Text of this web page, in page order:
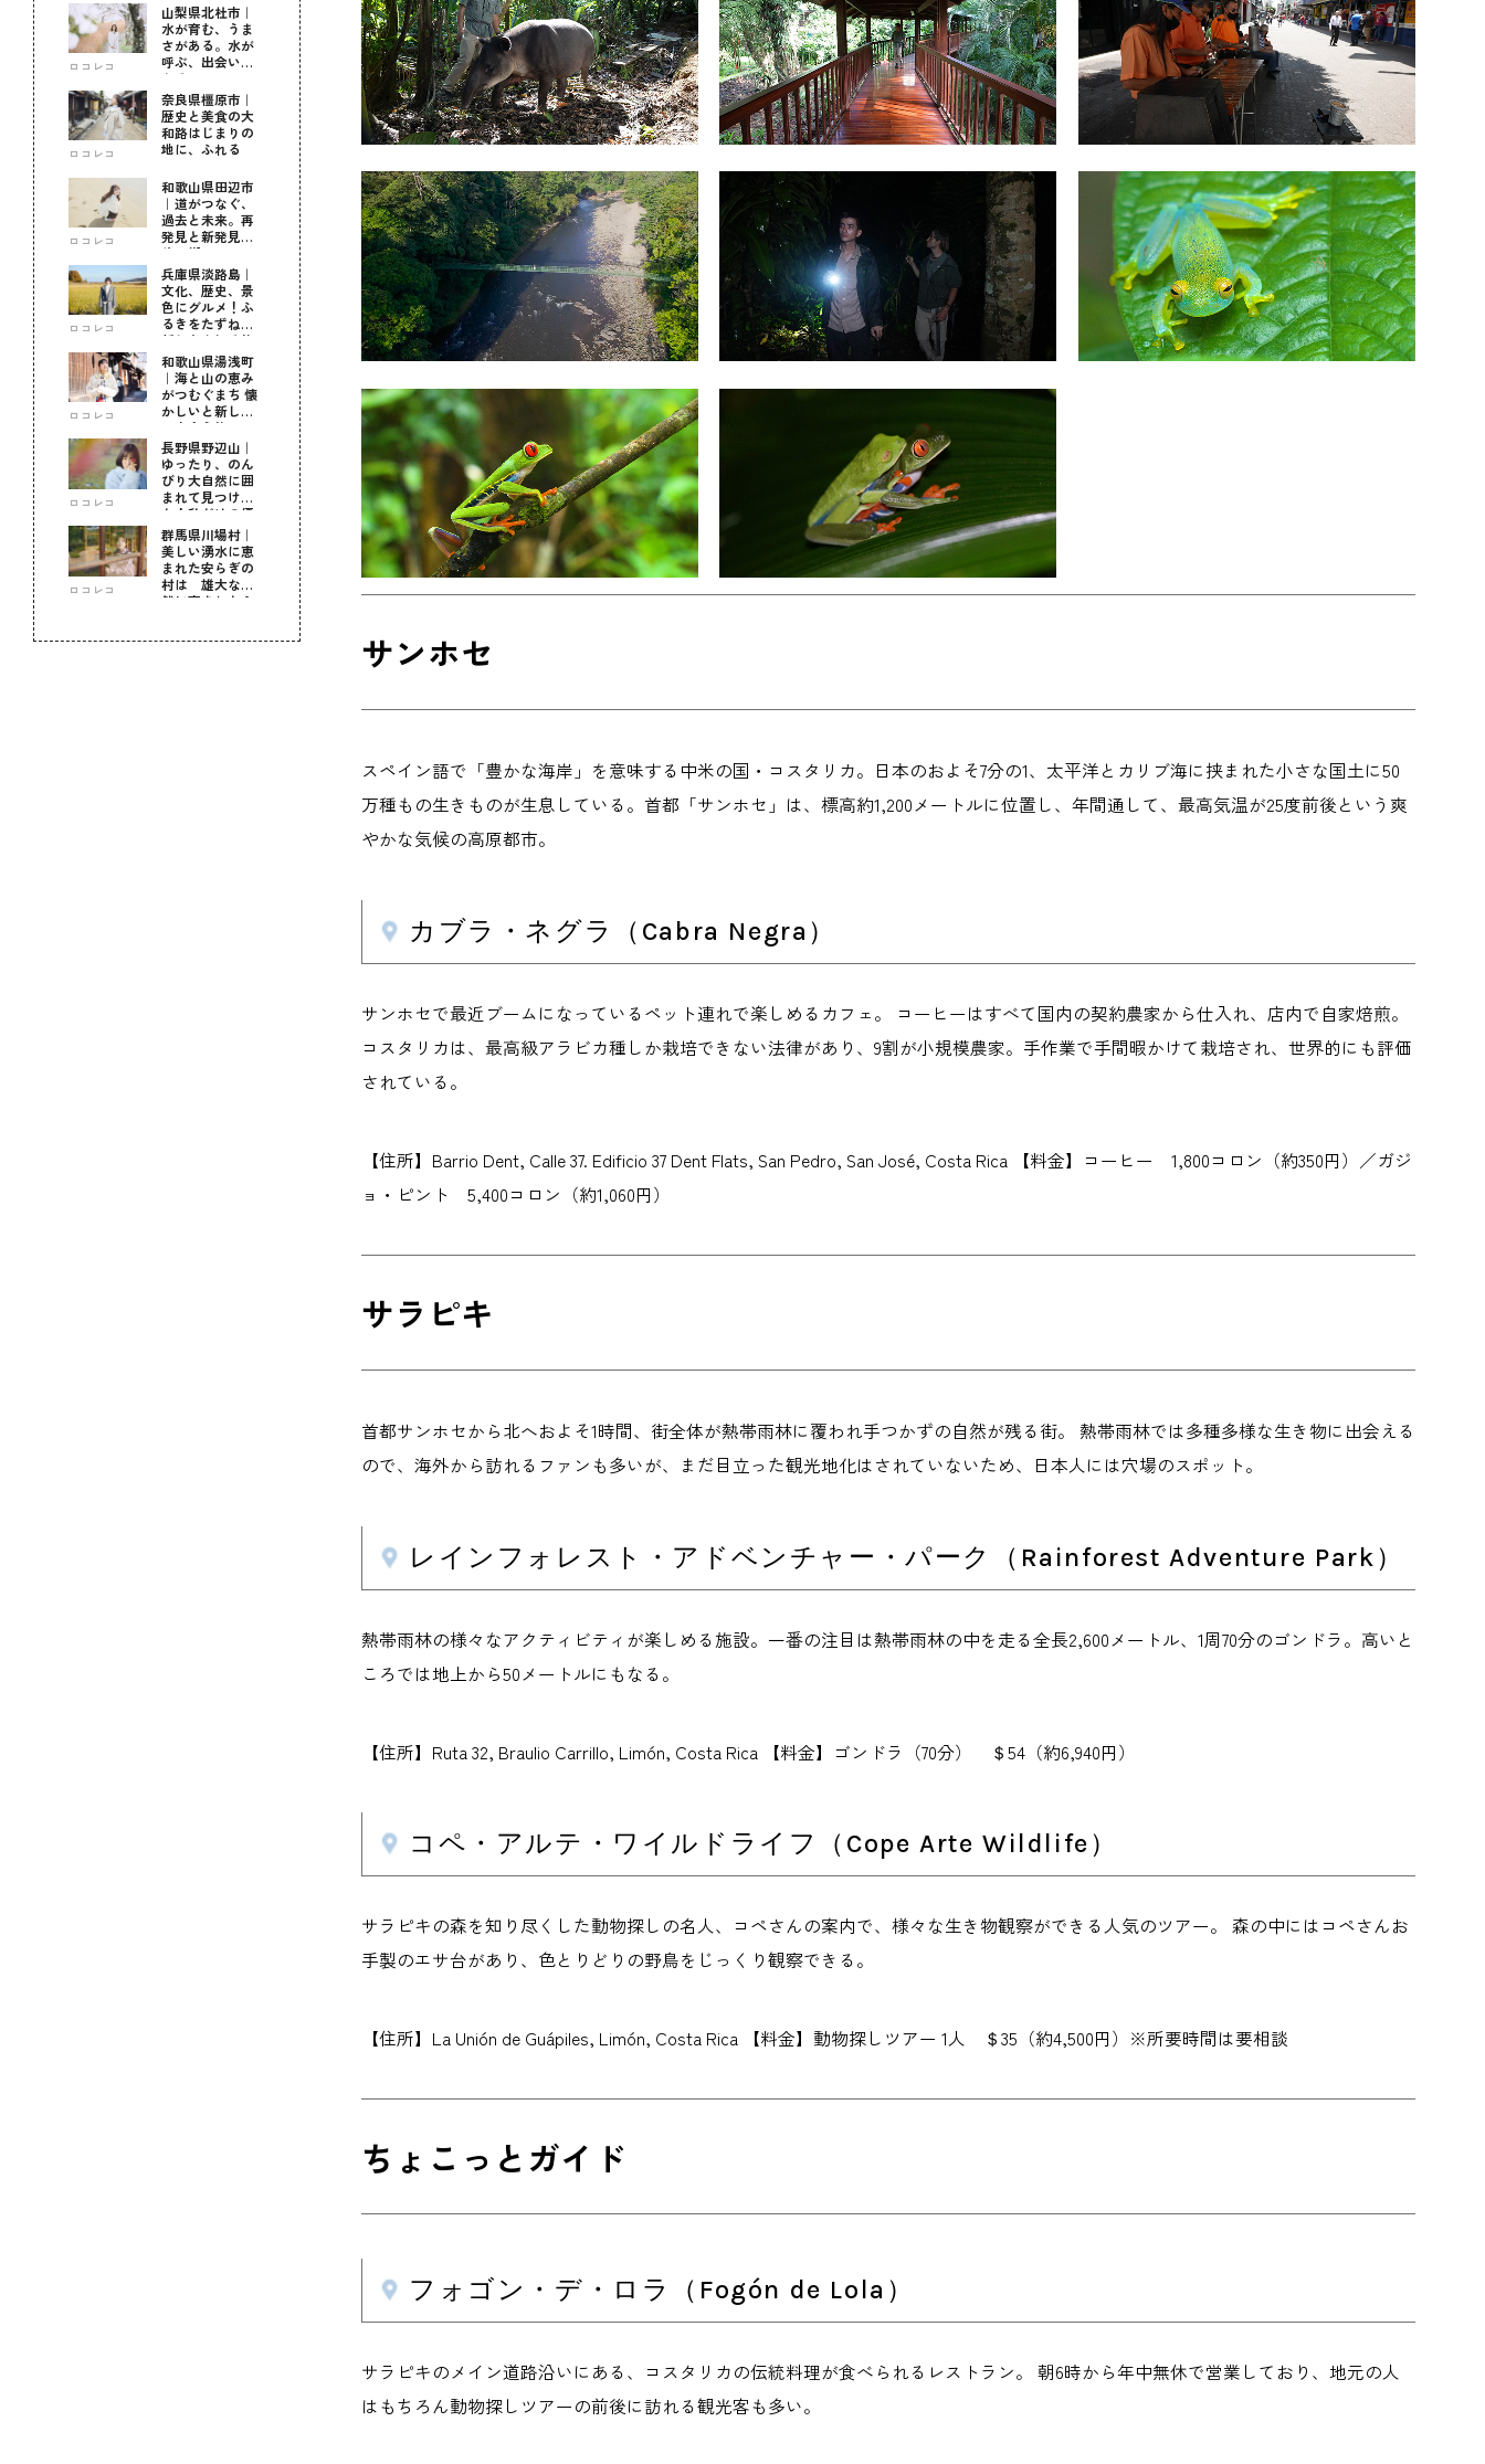
ロコレコ
山梨県北杜市｜
水が育む、うま
さがある。水が
呼ぶ、出会いが
ある。
ロコレコ
奈良県橿原市｜
歴史と美食の大
和路はじまりの
地に、ふれる
ロコレコ
和歌山県田辺市
｜道がつなぐ、
過去と未来。再
発見と新発見の
待つ街へ
ロコレコ
兵庫県淡路島｜
文化、歴史、景
色にグルメ！ふ
るきをたずねて
新しきを知る旅
ロコレコ
和歌山県湯浅町
｜海と山の恵み
がつむぐまち 懐
かしいと新しい
に出会う旅
ロコレコ
長野県野辺山｜
ゆったり、のん
びり大自然に囲
まれて見つけ
た！私だけの優
しい自分時間
ロコレコ
群馬県川場村｜
美しい湧水に恵
まれた安らぎの
村は 雄大な自
然に育まれた心
サンホセ
スペイン語で「豊かな海岸」を意味する中米の国・コスタリカ。日本のおよそ7分の1、太平洋とカリブ海に挟まれた小さな国土に50
万種もの生きものが生息している。首都「サンホセ」は、標高約1,200メートルに位置し、年間通して、最高気温が25度前後という爽
やかな気候の高原都市。
カブラ・ネグラ（Cabra Negra）
サンホセで最近ブームになっているペット連れで楽しめるカフェ。 コーヒーはすべて国内の契約農家から仕入れ、店内で自家焙煎。
コスタリカは、最高級アラビカ種しか栽培できない法律があり、9割が小規模農家。手作業で手間暇かけて栽培され、世界的にも評価
されている。
【住所】Barrio Dent, Calle 37. Edificio 37 Dent Flats, San Pedro, San José, Costa Rica 【料金】コーヒー 1,800コロン（約350円）／ガジ
ョ・ピント 5,400コロン（約1,060円）
サラピキ
首都サンホセから北へおよそ1時間、街全体が熱帯雨林に覆われ手つかずの自然が残る街。 熱帯雨林では多種多様な生き物に出会える
ので、海外から訪れるファンも多いが、まだ目立った観光地化はされていないため、日本人には穴場のスポット。
レインフォレスト・アドベンチャー・パーク（Rainforest Adventure Park）
熱帯雨林の様々なアクティビティが楽しめる施設。一番の注目は熱帯雨林の中を走る全長2,600メートル、1周70分のゴンドラ。高いと
ころでは地上から50メートルにもなる。
【住所】Ruta 32, Braulio Carrillo, Limón, Costa Rica 【料金】ゴンドラ（70分） ＄54（約6,940円）
コペ・アルテ・ワイルドライフ（Cope Arte Wildlife）
サラピキの森を知り尽くした動物探しの名人、コペさんの案内で、様々な生き物観察ができる人気のツアー。 森の中にはコペさんお
手製のエサ台があり、色とりどりの野鳥をじっくり観察できる。
【住所】La Unión de Guápiles, Limón, Costa Rica 【料金】動物探しツアー 1人 ＄35（約4,500円）※所要時間は要相談
ちょこっとガイド
フォゴン・デ・ロラ（Fogón de Lola）
サラピキのメイン道路沿いにある、コスタリカの伝統料理が食べられるレストラン。 朝6時から年中無休で営業しており、地元の人
はもちろん動物探しツアーの前後に訪れる観光客も多い。